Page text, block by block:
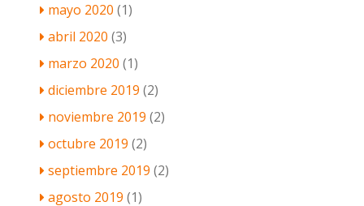
mayo 2020 (1)
abril 2020 (3)
marzo 2020 (1)
diciembre 2019 (2)
noviembre 2019 (2)
octubre 2019 (2)
septiembre 2019 (2)
agosto 2019 (1)